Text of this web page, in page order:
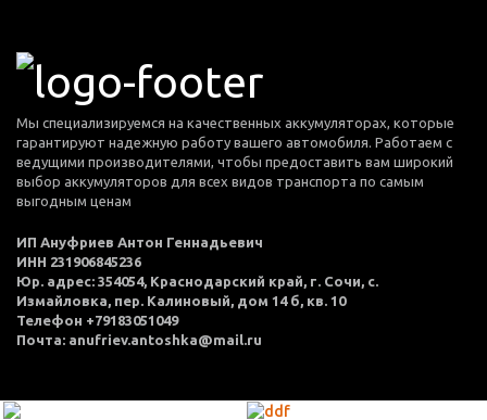
Мы специализируемся на качественных аккумуляторах, которые
гарантируют надежную работу вашего автомобиля. Работаем с
ведущими производителями, чтобы предоставить вам широкий
выбор аккумуляторов для всех видов транспорта по самым
выгодным ценам
ИП Ануфриев Антон Геннадьевич
ИНН 231906845236
Юр. адрес: 354054, Краснодарский край, г. Сочи, с.
Измайловка, пер. Калиновый, дом 14 б, кв. 10
Телефон +79183051049
Почта: anufriev.antoshka@mail.ru